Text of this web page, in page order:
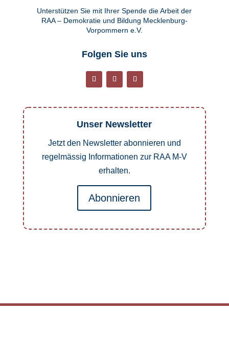
Unterstützen Sie mit Ihrer Spende die Arbeit der
RAA – Demokratie und Bildung Mecklenburg-
Vorpommern e.V.
Folgen Sie uns
Unser Newsletter
Jetzt den Newsletter abonnieren und
regelmässig Informationen zur RAA M-V
erhalten.
Abonnieren